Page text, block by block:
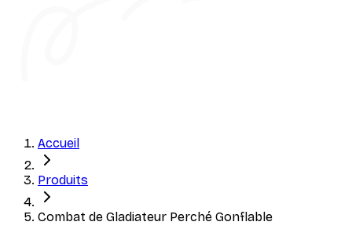
Accueil
Produits
Combat de Gladiateur Perché Gonflable